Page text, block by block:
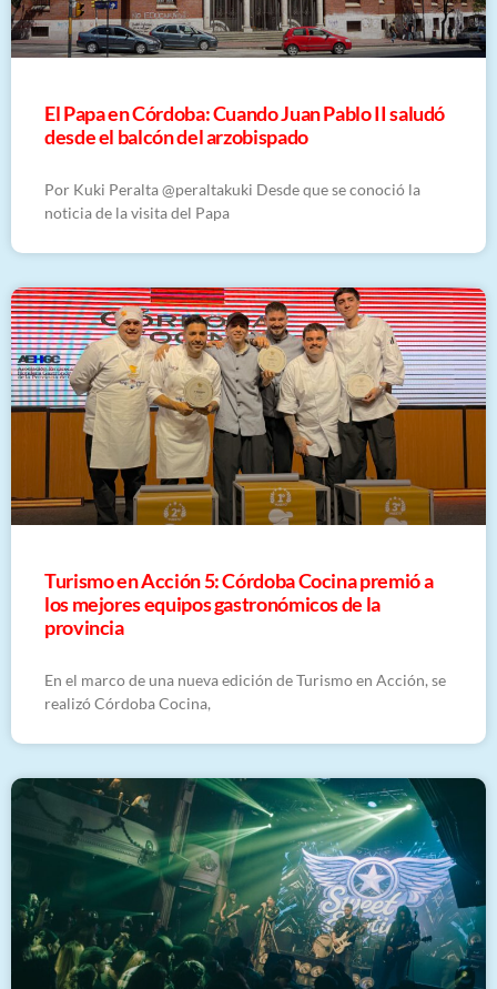
El Papa en Córdoba: Cuando Juan Pablo II saludó
desde el balcón del arzobispado
Por Kuki Peralta @peraltakuki Desde que se conoció la
noticia de la visita del Papa
Turismo en Acción 5: Córdoba Cocina premió a
los mejores equipos gastronómicos de la
provincia
En el marco de una nueva edición de Turismo en Acción, se
realizó Córdoba Cocina,